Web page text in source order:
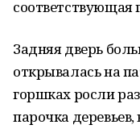
соответствующая
Задняя дверь
открывалась на
горшках росли
парочка